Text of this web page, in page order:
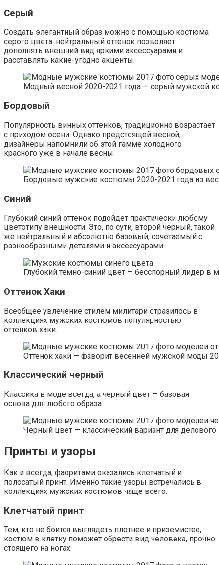
Серый
Создать элегантный образ можно с помощью костюма
серого цвета. нейтральный оттенок позволяет
дополнять внешний вид яркими аксессуарами и
расставлять какие-угодно акценты.
Модный весной 2020-2021 года — серый мужской
Бордовый
Популярность винных оттенков, традиционно возрастает
с приходом осени. Однако предстоящей весной,
дизайнеры напомнили об этой гамме холодного
красного уже в начале весны.
Бордовые мужские костюмы 2020-2021 года из
Синий
Глубокий синий оттенок подойдет практически любому
цветотипу внешности. Это, по сути, второй черный, такой
же нейтральный и абсолютно базовый, сочетаемый с
разнообразными деталями и аксессуарами.
Глубокий темно-синий цвет — бесспорный лидер
Оттенок Хаки
Всеобщее увлечение стилем милитари отразилось в
коллекциях мужских костюмов популярностью
оттенков хаки.
Оттенок хаки — фаворит весенней мужской моды
Классический черный
Классика в моде всегда, а черный цвет — базовая
основа для любого образа.
Черный цвет — классический вариант для делового
Принты и узоры
Как и всегда, фаоритами оказались клетчатый и
полосатый принт. Именно такие узоры встречались в
коллекциях мужских костюмов чаще всего.
Клетчатый принт
Тем, кто не боится выглядеть плотнее и приземистее,
костюм в клетку поможет обрести вид человека, прочно
стоящего на ногах.